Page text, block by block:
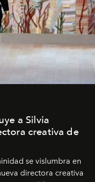
a Silvia
creativa de
se vislumbra en
directora creativa